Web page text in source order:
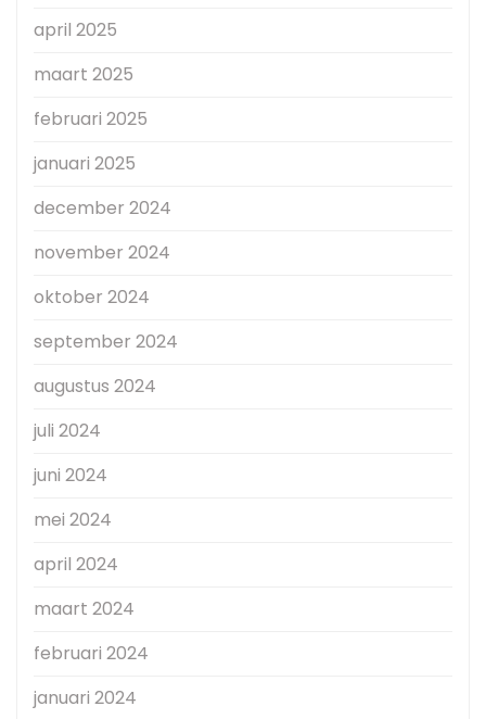
april 2025
maart 2025
februari 2025
januari 2025
december 2024
november 2024
oktober 2024
september 2024
augustus 2024
juli 2024
juni 2024
mei 2024
april 2024
maart 2024
februari 2024
januari 2024